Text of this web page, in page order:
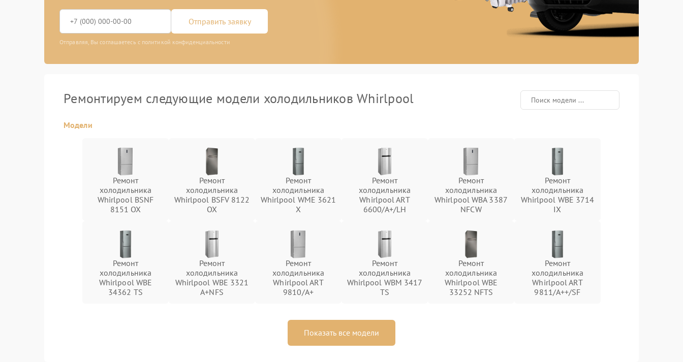
Отправить заявку
Отправляя, Вы соглашаетесь с политикой конфиденциальности
Ремонтируем следующие модели холодильников Whirlpool
Модели
Ремонт
холодильника
Whirlpool BSNF
8151 OX
Ремонт
холодильника
Whirlpool BSFV 8122
OX
Ремонт
холодильника
Whirlpool WME 3621
X
Ремонт
холодильника
Whirlpool ART
6600/A+/LH
Ремонт
холодильника
Whirlpool WBA 3387
NFCW
Ремонт
холодильника
Whirlpool WBE 3714
IX
Ремонт
холодильника
Whirlpool WBE
34362 TS
Ремонт
холодильника
Whirlpool WBE 3321
A+NFS
Ремонт
холодильника
Whirlpool ART
9810/A+
Ремонт
холодильника
Whirlpool WBM 3417
TS
Ремонт
холодильника
Whirlpool WBE
33252 NFTS
Ремонт
холодильника
Whirlpool ART
9811/A++/SF
Показать все модели